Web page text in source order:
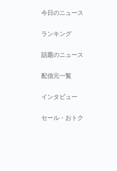
今日のニュース
ランキング
話題のニュース
配信元一覧
インタビュー
セール・おトク